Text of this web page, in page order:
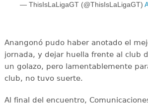
— ThisIsLaLigaGT (@ThisIsLaLigaGT)
Anangonó pudo haber anotado el
jornada, y dejar huella frente al club
un golazo, pero lamentablemente
club, no tuvo suerte.
Al final del encuentro,